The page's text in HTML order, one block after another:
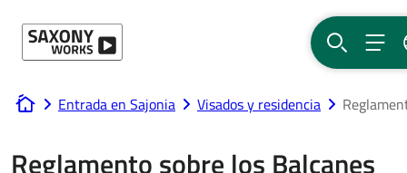
BUSCAR
www.saxony-works.com
Entrada en Sajonia Visados y residencia
Reglamento sobre los Balcanes